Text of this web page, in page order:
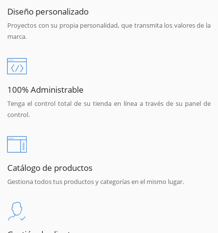
Diseño personalizado
Proyectos con su propia personalidad, que transmita los valores de la
marca.
100% Administrable
Tenga el control total de su tienda en línea a través de su panel de
control.
Catálogo de productos
Gestiona todos tus productos y categorías en el mismo lugar.